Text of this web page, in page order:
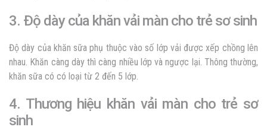
3. Độ dày của khăn vải màn cho trẻ sơ sinh
Độ dày của khăn sữa phụ thuộc vào số lớp vải được xếp chồng lên
nhau. Khăn càng dày thì càng nhiều lớp và ngược lại. Thông thường,
khăn sữa có có loại từ 2 đến 5 lớp.
4. Thương hiệu khăn vải màn cho trẻ sơ
sinh